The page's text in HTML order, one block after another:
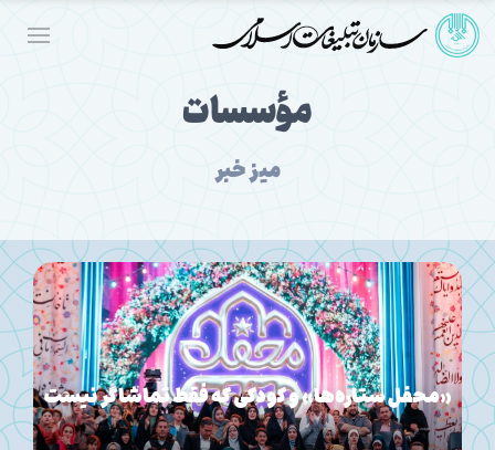
مؤسسات
میز خبر
آموزش خشک، کودک را از قرآن فراری می‌دهد